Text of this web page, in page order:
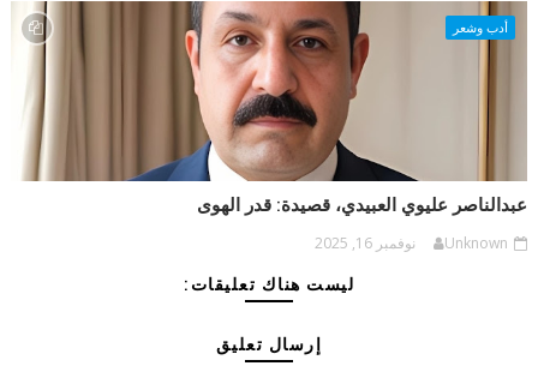
أدب وشعر
عبدالناصر عليوي العبيدي، قصيدة: قدر الهوى
Unknown نوفمبر 16, 2025
ليست هناك تعليقات:
إرسال تعليق